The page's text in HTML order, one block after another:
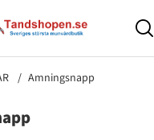
Amningsnapp